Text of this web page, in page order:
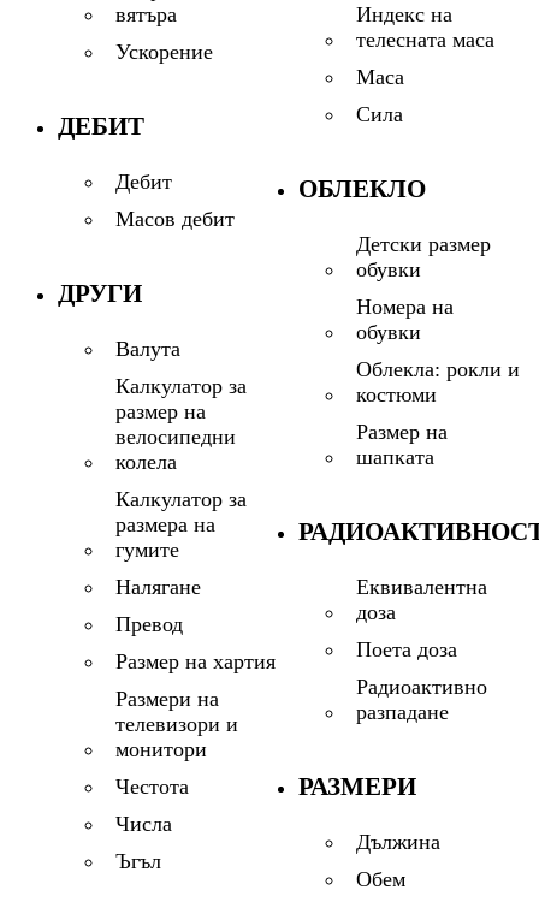
вятъра
Ускорение
ДЕБИТ
Дебит
Масов дебит
ДРУГИ
Валута
Калкулатор за
размер на
велосипедни
колела
Калкулатор за
размера на
гумите
Налягане
Превод
Размер на хартия
Размери на
телевизори и
монитори
Честота
Числа
Ъгъл
Индекс на
телесната маса
Маса
Сила
ОБЛЕКЛО
Детски размер
обувки
Номера на
обувки
Облекла: рокли и
костюми
Размер на
шапката
Еквивалентна
доза
Поета доза
Радиоактивно
разпадане
РАЗМЕРИ
Дължина
Обем